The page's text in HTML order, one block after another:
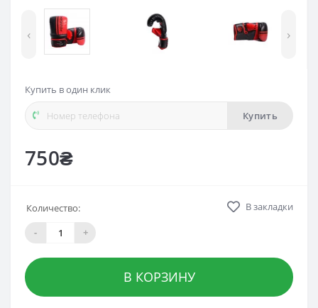
‹ ›
750₴
Купить в один клик
Купить
Количество:
-
+
В закладки
В КОРЗИНУ